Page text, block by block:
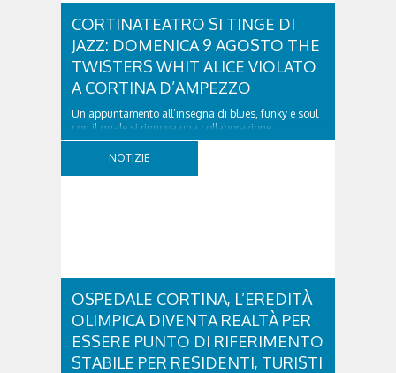
CORTINATEATRO SI TINGE DI
JAZZ: DOMENICA 9 AGOSTO THE
TWISTERS WHIT ALICE VIOLATO
A CORTINA D’AMPEZZO
Un appuntamento all’insegna di blues, funky e soul
con il quale si rinnova una collaborazione
collaudata, quella con il Dolomiti Blues&Soul
Festival. Domenica 9 agosto alle 18.00 in piazza
NOTIZIE
OSPEDALE CORTINA, L’EREDITÀ
OLIMPICA DIVENTA REALTÀ PER
ESSERE PUNTO DI RIFERIMENTO
STABILE PER RESIDENTI, TURISTI